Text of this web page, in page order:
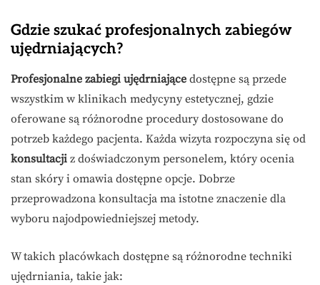
Gdzie szukać profesjonalnych zabiegów
ujędrniających?
Profesjonalne zabiegi ujędrniające dostępne są przede
wszystkim w klinikach medycyny estetycznej, gdzie
oferowane są różnorodne procedury dostosowane do
potrzeb każdego pacjenta. Każda wizyta rozpoczyna się od
konsultacji z doświadczonym personelem, który ocenia
stan skóry i omawia dostępne opcje. Dobrze
przeprowadzona konsultacja ma istotne znaczenie dla
wyboru najodpowiedniejszej metody.
W takich placówkach dostępne są różnorodne techniki
ujędrniania, takie jak: